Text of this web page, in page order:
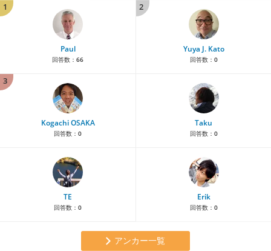
1
Paul
回答数： 66
2
Yuya J. Kato
回答数： 0
3
Kogachi OSAKA
回答数： 0
Taku
回答数： 0
TE
回答数： 0
Erik
回答数： 0
アンカー一覧